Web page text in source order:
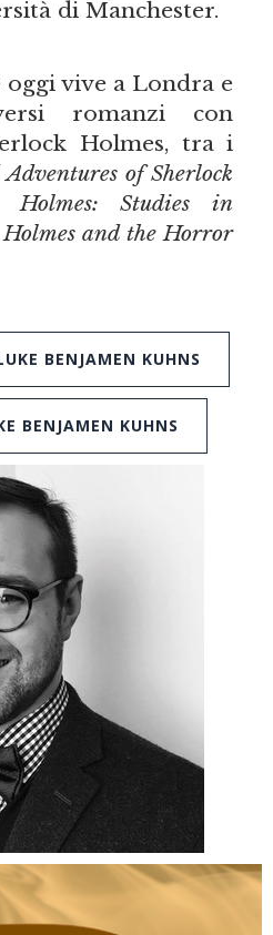
di Manchester.
oggi vive a Londra e
romanzi con
Holmes, tra i
of Sherlock
Holmes: Studies in
Holmes and the Horror
BENJAMEN KUHNS
BENJAMEN KUHNS